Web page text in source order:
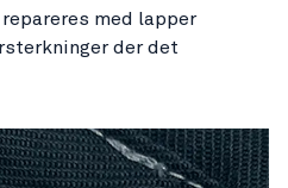
med lapper
der det